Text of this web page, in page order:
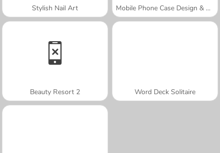
Stylish Nail Art Mobile Phone Case Design & DIY
Beauty Resort 2 Word Deck Solitaire